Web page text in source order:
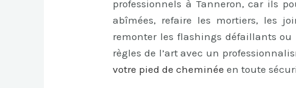
professionnels à Tanneron, car ils
abîmées, refaire les mortiers, les
remonter les flashings défaillants
règles de l’art avec un
votre pied de cheminée en toute